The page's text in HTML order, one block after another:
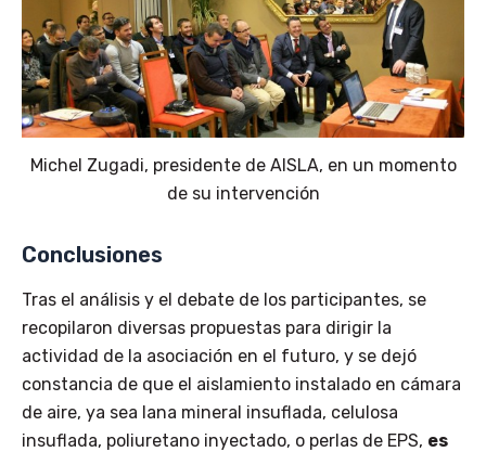
Michel Zugadi, presidente de AISLA, en un momento
de su intervención
Conclusiones
Tras el análisis y el debate de los participantes, se
recopilaron diversas propuestas para dirigir la
actividad de la asociación en el futuro, y se dejó
constancia de que el aislamiento instalado en cámara
de aire, ya sea lana mineral insuflada, celulosa
insuflada, poliuretano inyectado, o perlas de EPS, es